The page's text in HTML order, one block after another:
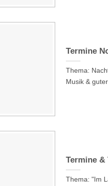
Termine
Thema:
Musik &
Termine &
Thema: "Im